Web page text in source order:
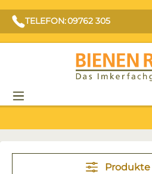
TELEFON: 09762 305